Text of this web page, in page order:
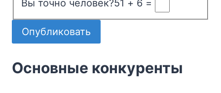
Вы точно человек?51 + 6 =
Опубликовать
Основные конкуренты